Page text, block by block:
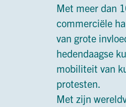
Met meer dan
commerciële
van grote
hedendaagse
mobiliteit van
protesten.
Met zijn